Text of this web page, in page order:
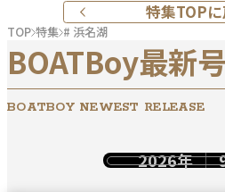
特集TOP
TOP 特集 # 浜名湖
BOATBoy最新号
BOATBOY NEWEST RELEASE
2026年